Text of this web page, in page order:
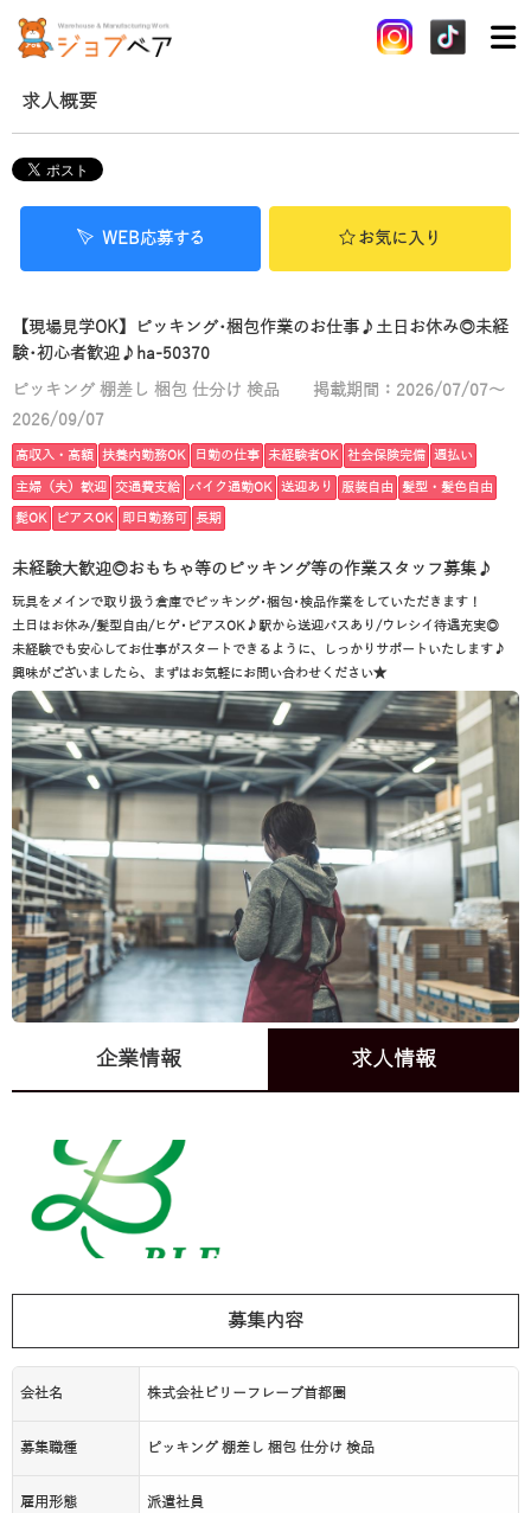
求人概要
WEB応募する お気に入り
【現場見学OK】ピッキング･梱包作業のお仕事♪土日お休み◎未経
験･初心者歓迎♪ha-50370
ピッキング 棚差し 梱包 仕分け 検品
掲載期間：2026/07/07～
2026/09/07
高収入・高額 扶養内勤務OK 日勤の仕事 未経験者OK 社会保険完備 週払い
主婦（夫）歓迎 交通費支給 バイク通勤OK 送迎あり 服装自由 髪型・髪色自由
髭OK ピアスOK 即日勤務可 長期
未経験大歓迎◎おもちゃ等のピッキング等の作業スタッフ募集♪
玩具をメインで取り扱う倉庫でピッキング･梱包･検品作業をしていただきます！
土日はお休み/髪型自由/ヒゲ･ピアスOK♪駅から送迎バスあり/ウレシイ待遇充実◎
未経験でも安心してお仕事がスタートできるように、しっかりサポートいたします♪
興味がございましたら、まずはお気軽にお問い合わせください★
企業情報 求人情報
募集内容
会社名 株式会社ビリーフレーブ首都圏
募集職種 ピッキング 棚差し 梱包 仕分け 検品
雇用形態 派遣社員